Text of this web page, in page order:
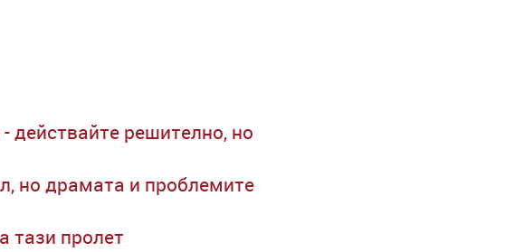
решително, но
но драмата и проблемите
тази пролет